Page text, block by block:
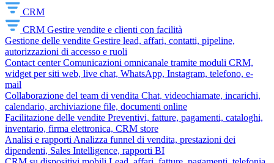
CRM
CRM Gestire vendite e clienti con facilità
Gestione delle vendite Gestire lead, affari, contatti, pipeline,
autorizzazioni di accesso e ruoli
Contact center Comunicazioni omnicanale tramite moduli CRM,
widget per siti web, live chat, WhatsApp, Instagram, telefono, e-
mail
Collaborazione del team di vendita Chat, videochiamate, incarichi,
calendario, archiviazione file, documenti online
Facilitazione delle vendite Preventivi, fatture, pagamenti, cataloghi,
inventario, firma elettronica, CRM store
Analisi e rapporti Analizza funnel di vendita, prestazioni dei
dipendenti, Sales Intelligence, rapporti BI